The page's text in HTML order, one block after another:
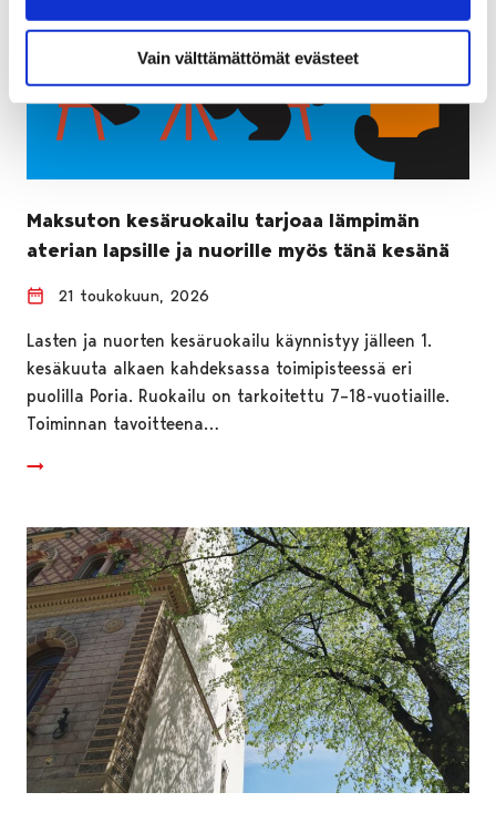
Vain välttämättömät evästeet
Maksuton kesäruokailu tarjoaa lämpimän
aterian lapsille ja nuorille myös tänä kesänä
21 toukokuun, 2026
Lasten ja nuorten kesäruokailu käynnistyy jälleen 1.
kesäkuuta alkaen kahdeksassa toimipisteessä eri
puolilla Poria. Ruokailu on tarkoitettu 7–18-vuotiaille.
Toiminnan tavoitteena…